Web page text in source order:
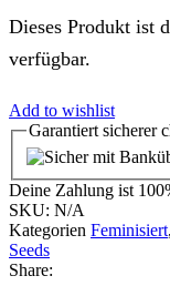
Dieses Produkt ist
verfügbar.
Add to wishlist
Garantiert sicherer
Deine Zahlung ist
SKU: N/A
Kategorien Feminisiert,
Seeds
Share: